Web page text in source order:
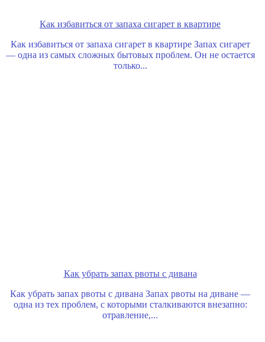
Как избавиться от запаха сигарет в квартире
Как избавиться от запаха сигарет в квартире Запах сигарет
— одна из самых сложных бытовых проблем. Он не остается
только...
Как убрать запах рвоты с дивана
Как убрать запах рвоты с дивана Запах рвоты на диване —
одна из тех проблем, с которыми сталкиваются внезапно:
отравление,...